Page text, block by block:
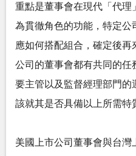
重點是董事會在現代「代理
為貫徹角色的功能，特定
應如何搭配組合，確定後
公司的董事會都有共同的
要主管以及監督經理部門
該就其是否具備以上所需特
美國上市公司董事會與台